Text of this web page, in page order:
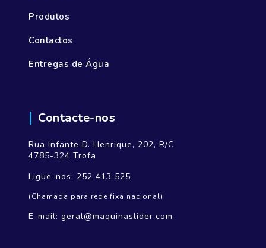
Produtos
Contactos
Entregas de Água
Contacte-nos
Rua Infante D. Henrique, 202, R/C
4785-324 Trofa
Ligue-nos: 252 413 525
(Chamada para rede fixa nacional)
E-mail: geral@maquinaslider.com